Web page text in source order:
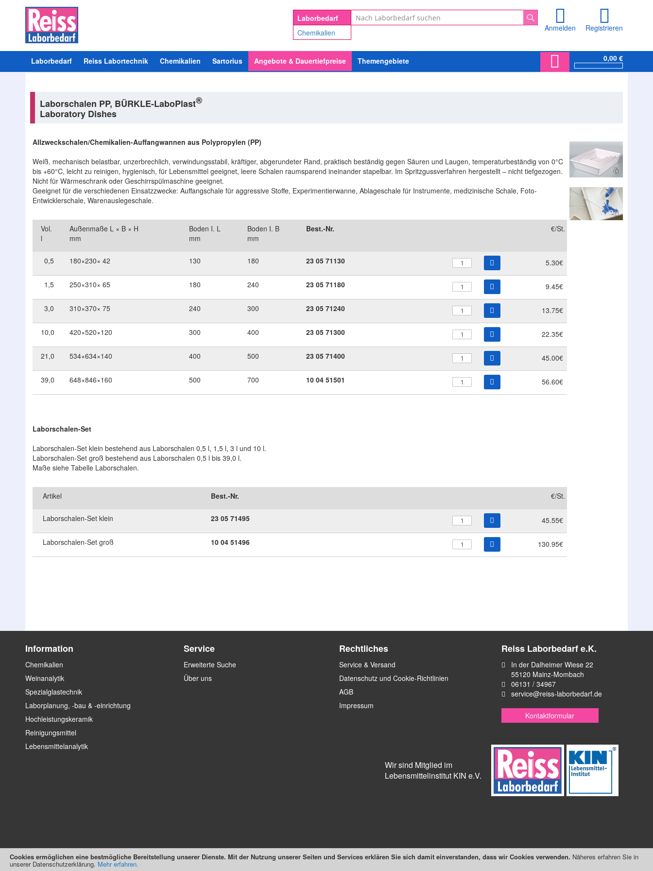
Cookies ermöglichen eine bestmögliche Bereitstellung unserer Dienste. Mit der Nutzung unserer Seiten und Services erklären Sie sich damit einverstanden, dass wir Cookies verwenden. Näheres erfahren Sie in
unserer Datenschutzerklärung. Mehr erfahren.
0,00 €
Anmelden Registrieren
Laborbedarf
Chemikalien
Suche
Suche
Laborbedarf Reiss Labortechnik Chemikalien Sartorius Angebote & Dauertiefpreise Themengebiete
Laborschalen PP, BÜRKLE-LaboPlast®
Laboratory Dishes
Allzweckschalen/Chemikalien-Auffangwannen aus Polypropylen (PP)
Weiß, mechanisch belastbar, unzerbrechlich, verwindungsstabil, kräftiger, abgerundeter Rand, praktisch beständig gegen Säuren und Laugen, temperaturbeständig von 0°C
bis +60°C, leicht zu reinigen, hygienisch, für Lebensmittel geeignet, leere Schalen raumsparend ineinander stapelbar. Im Spritzgussverfahren hergestellt – nicht tiefgezogen.
Nicht für Wärmeschrank oder Geschirrspülmaschine geeignet.
Geeignet für die verschiedenen Einsatzzwecke: Auffangschale für aggressive Stoffe, Experimentierwanne, Ablageschale für Instrumente, medizinische Schale, Foto-
Entwicklerschale, Warenauslegeschale.
Vol.
l
Außenmaße L × B × H
mm
Boden I. L
mm
Boden I. B
mm
Best.-Nr. €/St.
0,5 180×230× 42 130 180 23 05 71130 5.30€
1,5 250×310× 65 180 240 23 05 71180 9.45€
3,0 310×370× 75 240 300 23 05 71240 13.75€
10,0 420×520×120 300 400 23 05 71300 22.35€
21,0 534×634×140 400 500 23 05 71400 45.00€
39,0 648×846×160 500 700 10 04 51501 56.60€
Laborschalen-Set
Laborschalen-Set klein bestehend aus Laborschalen 0,5 l, 1,5 l, 3 l und 10 l.
Laborschalen-Set groß bestehend aus Laborschalen 0,5 l bis 39,0 l.
Maße siehe Tabelle Laborschalen.
Artikel Best.-Nr. €/St.
Laborschalen-Set klein 23 05 71495 45.55€
Laborschalen-Set groß 10 04 51496 130.95€
springen
springen
Information
Chemikalien
Weinanalytik
Spezialglastechnik
Laborplanung, -bau & -einrichtung
Hochleistungskeramik
Reinigungsmittel
Lebensmittelanalytik
Service
Erweiterte Suche
Über uns
Rechtliches
Service & Versand
Datenschutz und Cookie-Richtlinien
AGB
Impressum
Reiss Laborbedarf e.K.
In der Dalheimer Wiese 22
55120 Mainz-Mombach
06131 / 34967
service@reiss-laborbedarf.de
Kontaktformular
Wir sind Mitglied im
Lebensmittelinstitut KIN e.V.
Suchmaschine unterstützt von